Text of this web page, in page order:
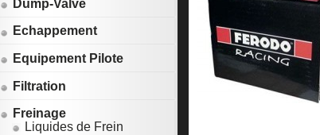
Dump-Valve
Echappement
Equipement Pilote
Filtration
Freinage
Liquides de Frein